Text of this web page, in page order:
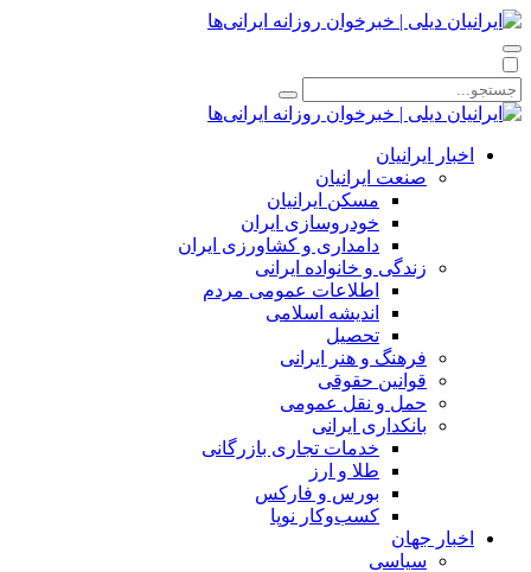
اخبار ایرانیان
صنعت ایرانیان
مسکن ایرانیان
خودروسازی ایران
دامداری و کشاورزی ایران
زندگی و خانواده ایرانی
اطلاعات عمومی مردم
اندیشه اسلامی
تحصیل
فرهنگ و هنر ایرانی
قوانین حقوقی
حمل و نقل عمومی
بانکداری ایرانی
خدمات تجاری بازرگانی
طلا و ارز
بورس و فارکس
کسب‌وکار نوپا
اخبار جهان
سیاسی